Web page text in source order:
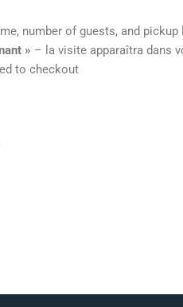
number of guests, and
» – la visite apparaîtra dans
to checkout